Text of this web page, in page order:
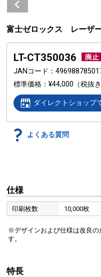
富士ゼロックス レーザ
LT-CT350036
JANコード
標準価格
¥44,000 （税抜
ダイレクトショップ
よくある質問
仕様
印刷枚数 10,000枚
※デザインおよび仕様は改良の
す。
特長